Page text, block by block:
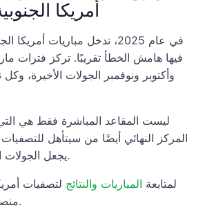
أمريكا الجنوبية
في عام 2025، تدخل مباريات
فيها هامش الخطأ تقريبًا. تركز فترات
وأكتوبر ونوفمبر الجولات الأخيرة،
ليست المقاعد المباشرة فقط هي
المركز النهائي أيضًا من سيتأهل للتصفيات
يجعل الجولات الأخيرة أكثر صعوبة.
لمتابعة المباريات والنتائج لتصفيات
منصات رياضية موثوقة.